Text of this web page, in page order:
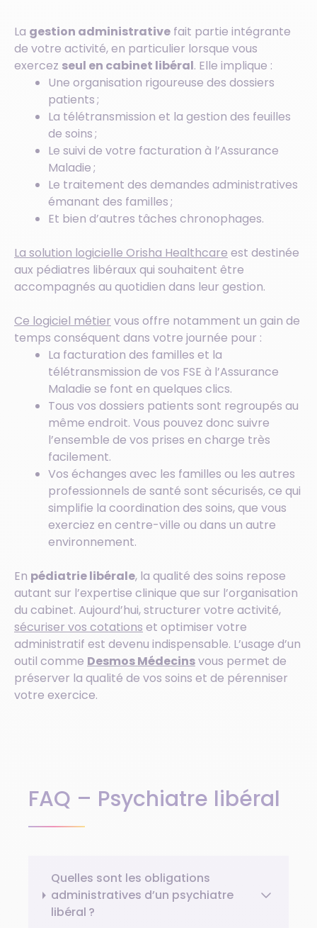
La gestion administrative fait partie intégrante
de votre activité, en particulier lorsque vous
exercez seul en cabinet libéral. Elle implique :
Une organisation rigoureuse des dossiers
patients ;
La télétransmission et la gestion des feuilles
de soins ;
Le suivi de votre facturation à l’Assurance
Maladie ;
Le traitement des demandes administratives
émanant des familles ;
Et bien d’autres tâches chronophages.
La solution logicielle Orisha Healthcare est destinée
aux pédiatres libéraux qui souhaitent être
accompagnés au quotidien dans leur gestion.
Ce logiciel métier vous offre notamment un gain de
temps conséquent dans votre journée pour :
La facturation des familles et la
télétransmission de vos FSE à l’Assurance
Maladie se font en quelques clics.
Tous vos dossiers patients sont regroupés au
même endroit. Vous pouvez donc suivre
l’ensemble de vos prises en charge très
facilement.
Vos échanges avec les familles ou les autres
professionnels de santé sont sécurisés, ce qui
simplifie la coordination des soins, que vous
exerciez en centre-ville ou dans un autre
environnement.
En pédiatrie libérale, la qualité des soins repose
autant sur l’expertise clinique que sur l’organisation
du cabinet. Aujourd’hui, structurer votre activité,
sécuriser vos cotations et optimiser votre
administratif est devenu indispensable. L’usage d’un
outil comme Desmos Médecinsvous permet de
préserver la qualité de vos soins et de pérenniser
votre exercice.
FAQ – Psychiatre libéral
Quelles sont les obligations
administratives d’un psychiatre
libéral ?